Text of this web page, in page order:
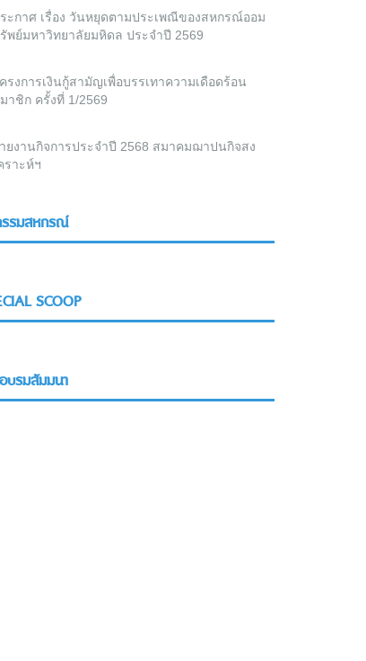
ะกาศ เรื่อง วันหยุดตามประเพณีของสหกรณ์ออม
พย์มหาวิทยาลัยมหิดล ประจำปี 2569
รงการเงินกู้สามัญเพื่อบรรเทาความเดือดร้อน
าชิก ครั้งที่ 1/2569
ยงานกิจการประจำปี 2568 สมาคมฌาปนกิจสง
ราะห์ฯ
รมสหกรณ์
SCOOP
บรมสัมมนา